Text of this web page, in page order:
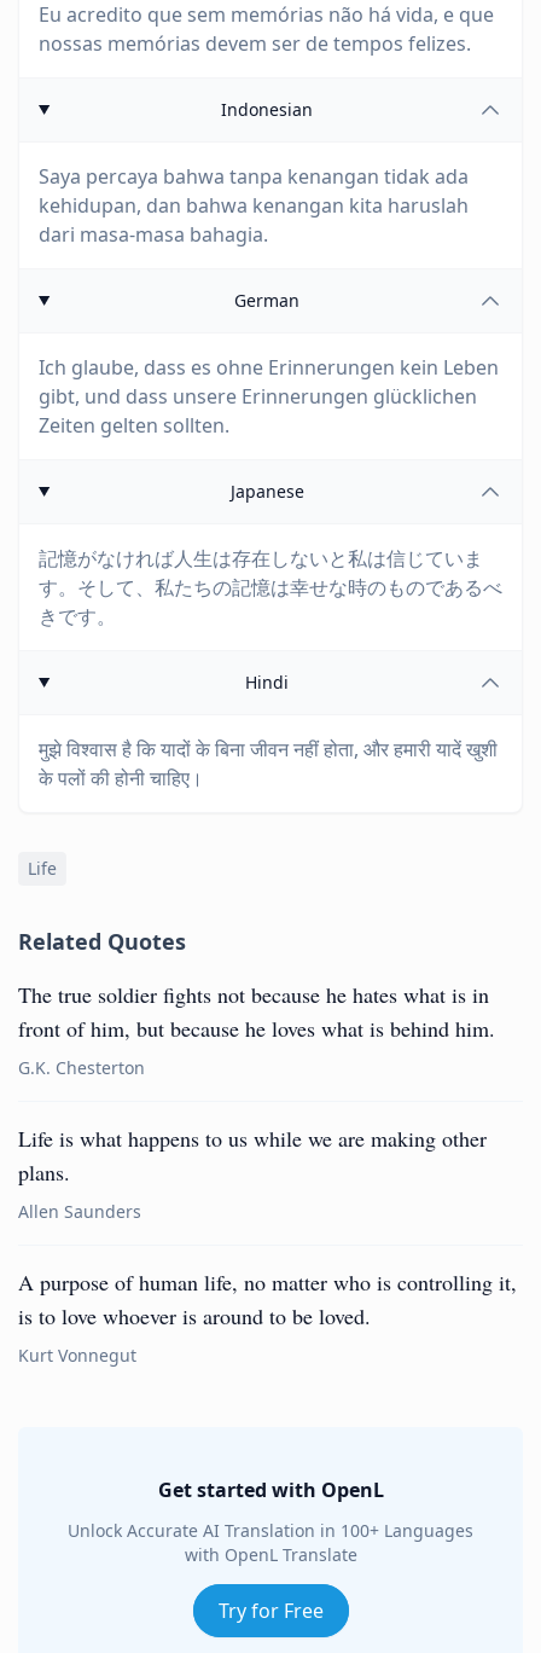
Eu acredito que sem memórias não há vida, e que
nossas memórias devem ser de tempos felizes.
Indonesian
Saya percaya bahwa tanpa kenangan tidak ada
kehidupan, dan bahwa kenangan kita haruslah
dari masa-masa bahagia.
German
Ich glaube, dass es ohne Erinnerungen kein Leben
gibt, und dass unsere Erinnerungen glücklichen
Zeiten gelten sollten.
Japanese
記憶がなければ人生は存在しないと私は信じていま
す。そして、私たちの記憶は幸せな時のものであるべ
きです。
Hindi
मुझे विश्वास है कि यादों के बिना जीवन नहीं होता, और हमारी यादें खुशी
के पलों की होनी चाहिए।
Life
Related Quotes
The true soldier fights not because he hates what is in
front of him, but because he loves what is behind him.
G.K. Chesterton
Life is what happens to us while we are making other
plans.
Allen Saunders
A purpose of human life, no matter who is controlling it,
is to love whoever is around to be loved.
Kurt Vonnegut
Get started with OpenL
Unlock Accurate AI Translation in 100+ Languages
with OpenL Translate
Try for Free